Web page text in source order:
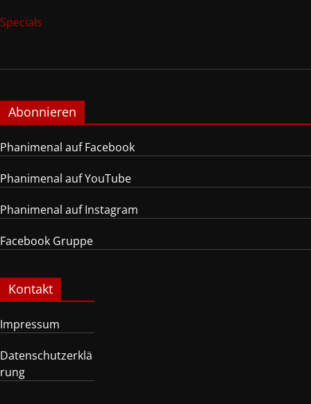
Specials
Abonnieren
Phanimenal auf Facebook
Phanimenal auf YouTube
Phanimenal auf Instagram
Facebook Gruppe
Kontakt
Impressum
Datenschutzerklä
rung